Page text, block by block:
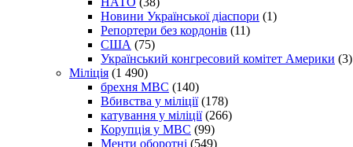
Новини Української діаспори (1)
Репортери без кордонів (11)
США (75)
Український конгресовий комітет Америки (3)
Міліція (1 490)
брехня МВС (140)
Вбивства у міліції(178)
катування у міліції(266)
Корупція у МВС (99)
Менти оборотні (549)